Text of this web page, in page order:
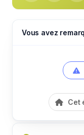
Vous avez
Cet